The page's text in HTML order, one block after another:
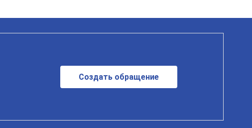
Создать обращение